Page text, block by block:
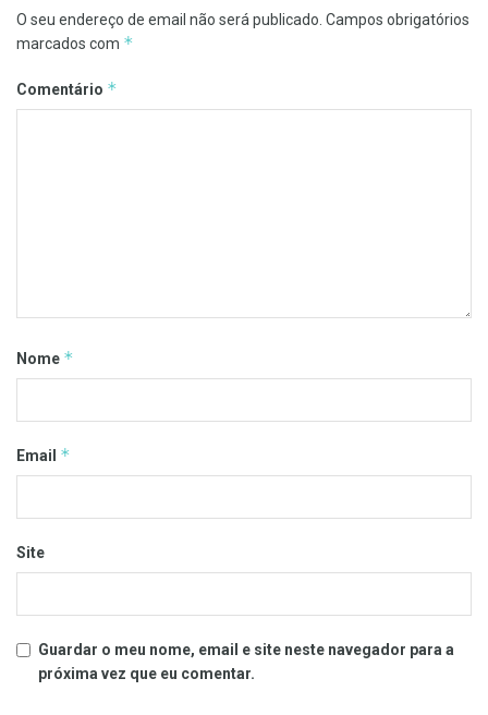
O seu endereço de email não será publicado. Campos obrigatórios
marcados com *
Comentário *
Nome *
Email *
Site
Guardar o meu nome, email e site neste navegador para a
próxima vez que eu comentar.